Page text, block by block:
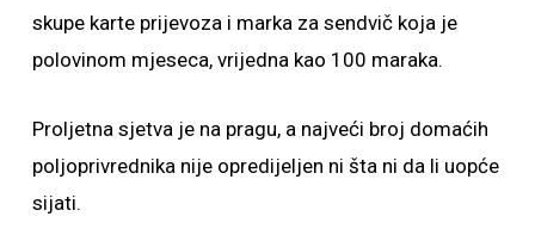
skupe karte prijevoza i marka za sendvič koja je
polovinom mjeseca, vrijedna kao 100 maraka.
Proljetna sjetva je na pragu, a najveći broj domaćih
poljoprivrednika nije opredijeljen ni šta ni da li uopće
sijati.